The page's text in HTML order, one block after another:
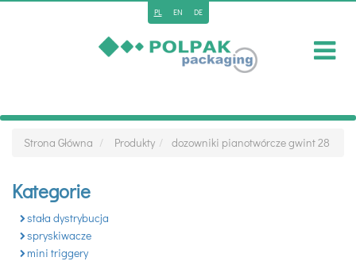
PL EN DE
Strona Główna Produkty dozowniki pianotwórcze gwint 28
Kategorie
stała dystrybucja
spryskiwacze
mini triggery